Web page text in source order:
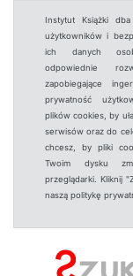
Instytut Książki
użytkowników i
ich danych
odpowiednie
zapobiegające
prywatność
plików cookies, by
serwisów oraz do
chcesz, by pliki
Twoim dysku
przeglądarki. Kliknij
naszą politykę